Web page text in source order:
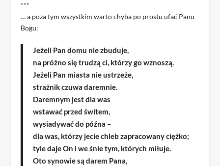
***
… a poza tym wszystkim warto chyba po prostu ufać Panu
Bogu:
Jeżeli Pan domu nie zbuduje,
na próżno się trudzą ci, którzy go wznoszą.
Jeżeli Pan miasta nie ustrzeże,
strażnik czuwa daremnie.
Daremnym jest dla was
wstawać przed świtem,
wysiadywać do późna –
dla was, którzy jecie chleb zapracowany ciężko;
tyle daje On i we śnie tym, których miłuje.
Oto synowie są darem Pana,